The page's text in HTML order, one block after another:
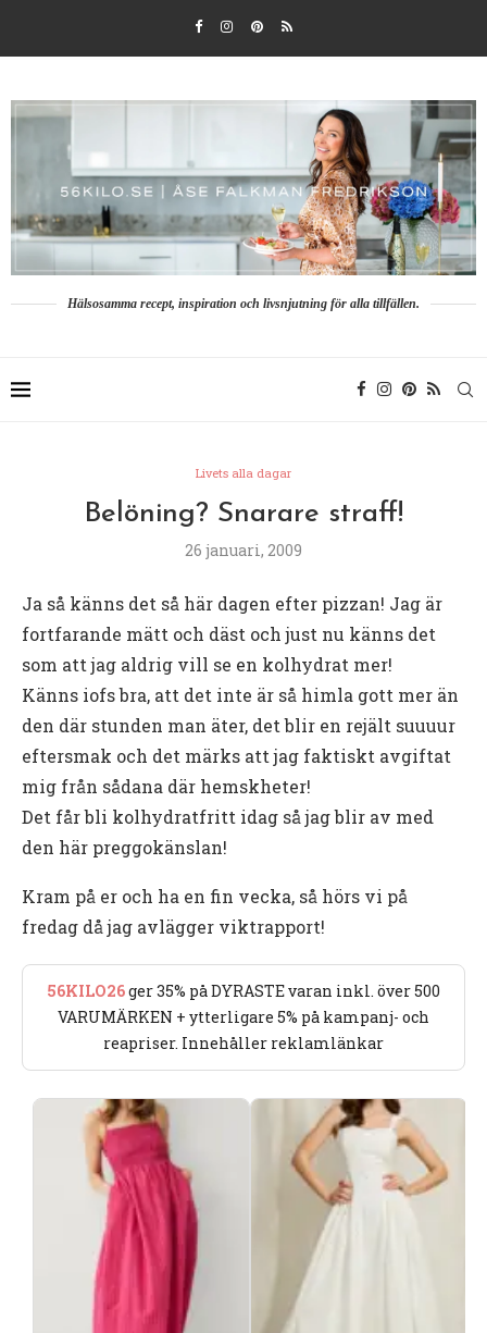
Hälsosamma recept, inspiration och livsnjutning för alla tillfällen.
Livets alla dagar
Belöning? Snarare straff!
26 januari, 2009
Ja så känns det så här dagen efter pizzan! Jag är
fortfarande mätt och däst och just nu känns det
som att jag aldrig vill se en kolhydrat mer!
Känns iofs bra, att det inte är så himla gott mer än
den där stunden man äter, det blir en rejält suuuur
eftersmak och det märks att jag faktiskt avgiftat
mig från sådana där hemskheter!
Det får bli kolhydratfritt idag så jag blir av med
den här preggokänslan!
Kram på er och ha en fin vecka, så hörs vi på
fredag då jag avlägger viktrapport!
56KILO26ger 35% på DYRASTE varan inkl. över 500
VARUMÄRKEN + ytterligare 5% på kampanj- och
reapriser. Innehåller reklamlänkar